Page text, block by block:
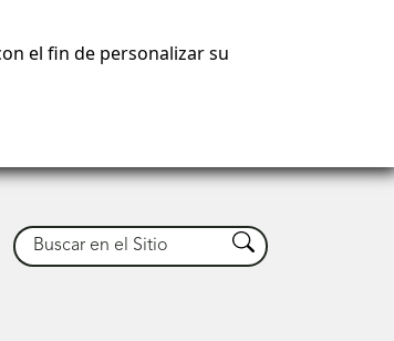
el fin de personalizar su
Buscar Buscar